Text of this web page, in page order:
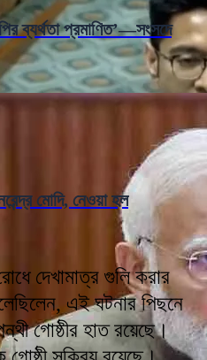
ব্যর্থতা প্রমাণিত’—সংসদে
মোদি, নেওয়া হল
দেখামাত্র গুলি করার
এই ঘটনার পিছনে
গোষ্ঠীর হাত রয়েছে।